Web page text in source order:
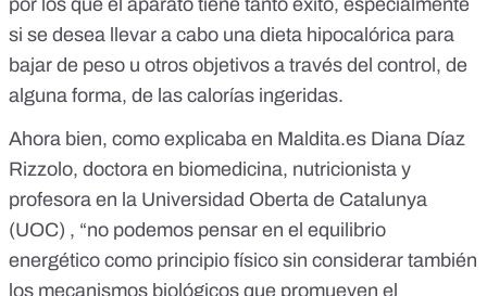
por los que el aparato tiene tanto éxito, especialmente
si se desea llevar a cabo una dieta hipocalórica para
bajar de peso u otros objetivos a través del control, de
alguna forma, de las calorías ingeridas.
Ahora bien, como explicaba en Maldita.es Diana Díaz
Rizzolo, doctora en biomedicina, nutricionista y
profesora en la Universidad Oberta de Catalunya
(UOC) , “no podemos pensar en el equilibrio
energético como principio físico sin considerar también
los mecanismos biológicos que promueven el